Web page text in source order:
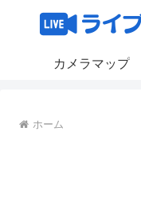
カメラマップ
ホーム